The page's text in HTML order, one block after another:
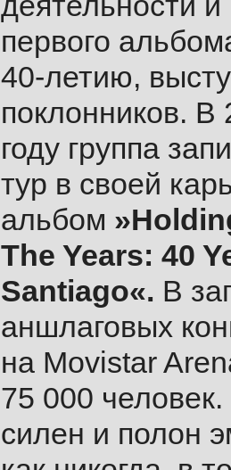
первого
40-летию,
поклонников. В
году группа
тур в своей
альбом
The Years: 40
Santiago«. В
аншлаговых
на Movistar
75 000
силен и полон